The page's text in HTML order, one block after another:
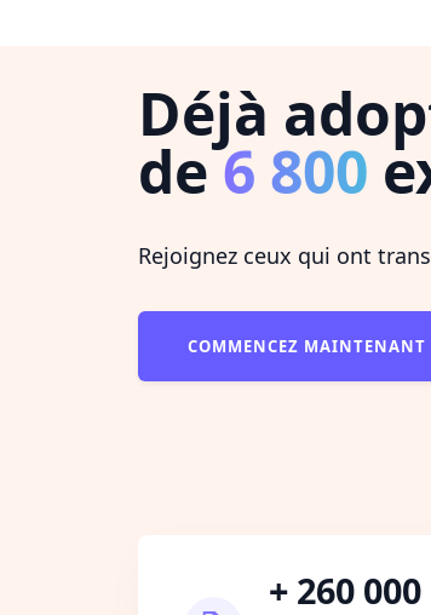
Déjà
de6 800
Rejoignez ceux qui ont
COMMENCEZ MAINTENANT
+ 260 000